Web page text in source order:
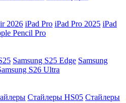
2026 iPad Pro iPad Pro 2025 iPad
Pencil Pro
Samsung S25 Edge Samsung
S26 Ultra
Стайлеры HS05 Стайлеры